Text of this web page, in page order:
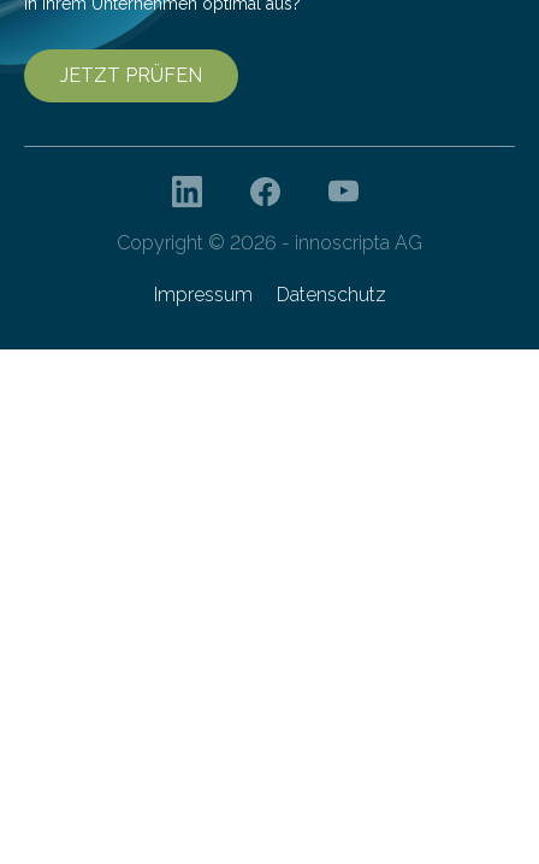
JETZT PRÜFEN
Copyright © 2026 - innoscripta AG
Impressum Datenschutz